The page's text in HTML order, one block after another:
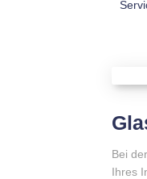
Bei
Ihres